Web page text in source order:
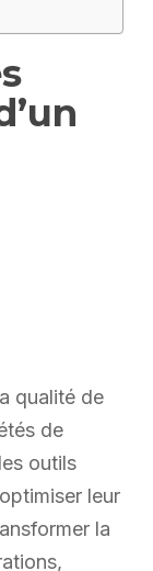
qualité de
de
outils
leur
la